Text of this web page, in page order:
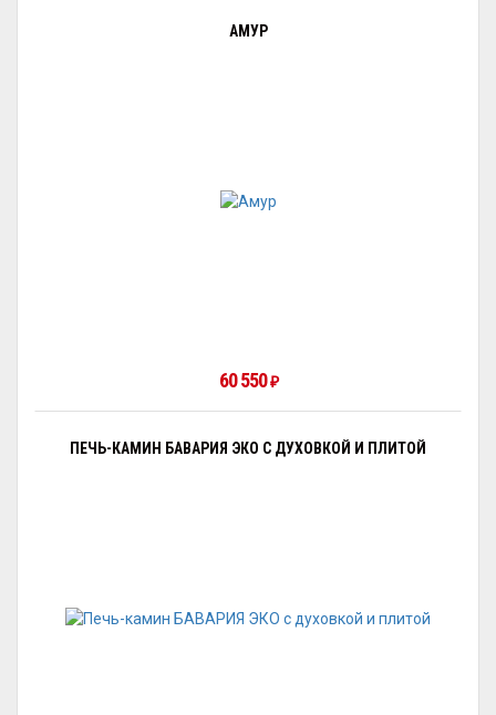
АМУР
60 550₽
ПЕЧЬ-КАМИН БАВАРИЯ ЭКО С ДУХОВКОЙ И ПЛИТОЙ